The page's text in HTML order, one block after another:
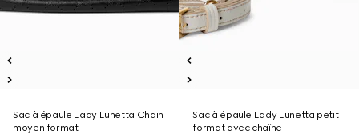
Sac à épaule Lady Lunetta Chain
moyen format
Sac à épaule Lady Lunetta petit
format avec chaîne